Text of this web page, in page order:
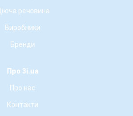
речовина
Виробники
Бренди
Про 3i.ua
Про нас
Контакти